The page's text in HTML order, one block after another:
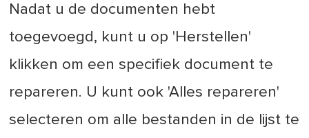
Nadat u de documenten hebt
toegevoegd, kunt u op 'Herstellen'
klikken om een specifiek document te
repareren. U kunt ook 'Alles repareren'
selecteren om alle bestanden in de lijst te